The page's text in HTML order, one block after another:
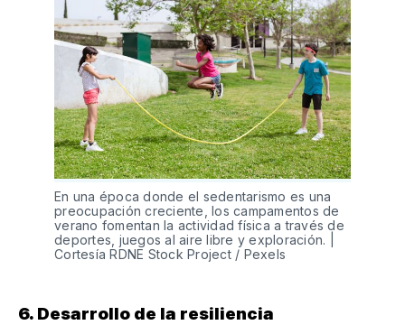
En una época donde el sedentarismo es una
preocupación creciente, los campamentos de
verano fomentan la actividad física a través de
deportes, juegos al aire libre y exploración. |
Cortesía RDNE Stock Project / Pexels
6. Desarrollo de la resiliencia